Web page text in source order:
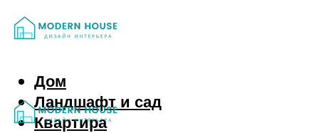
Дом
Ландшафт и сад
Квартира